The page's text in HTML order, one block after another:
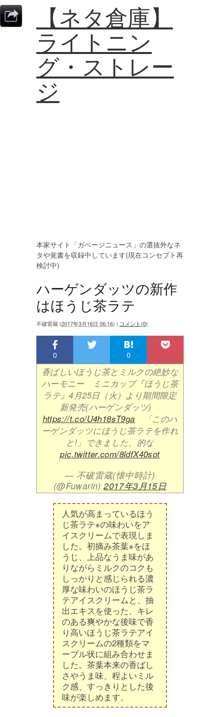
【ネタ倉庫】
ライトニン
グ・ストレー
ジ
本家サイト「ガベージニュース」の選抜外なネ
タや覚書を収録中しています(現在コンセプト再
検討中)
ハーゲンダッツの新作
はほうじ茶ラテ
不破雷蔵 (2017年3月16日 06:16) | コメント(0)
0 0
香ばしいほうじ茶とミルクの絶妙な
ハーモニー ミニカップ『ほうじ茶
ラテ』4月25日（火）より期間限定
新発売(ハーゲンダッツ)
https://t.co/U4h18sT9ga 「このハ
ーゲンダッツにほうじ茶ラテを作れ
と!」できました、的な
pic.twitter.com/8ldfX40sot
— 不破雷蔵(懐中時計)
(@Fuwarin)2017年3月15日
人気が高まっているほう
じ茶ラテ※の味わいをア
イスクリームで表現しま
した。初摘み茶葉※をほ
うじ、上品なうま味があ
りながらミルクのコクも
しっかりと感じられる濃
厚な味わいのほうじ茶ラ
テアイスクリームと、抽
出エキスを使った、キレ
のある爽やかな後味で香
り高いほうじ茶ラテアイ
スクリームの2種類をマ
ーブル状に組み合わせま
した。茶葉本来の香ばし
さやうま味、程よいミル
ク感、すっきりとした後
味が楽しめます。